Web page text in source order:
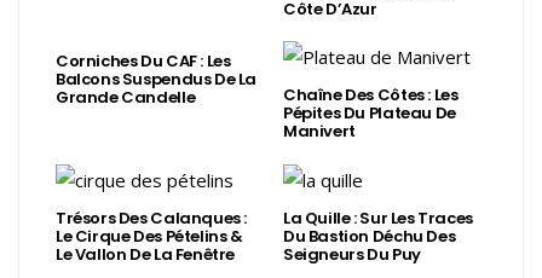
Côte D’Azur
Corniches Du CAF : Les
Balcons Suspendus De La
Grande Candelle Chaîne Des Côtes : Les
Pépites Du Plateau De
Manivert
Trésors Des Calanques :
Le Cirque Des Pételins &
Le Vallon De La Fenêtre
La Quille : Sur Les Traces
Du Bastion Déchu Des
Seigneurs Du Puy